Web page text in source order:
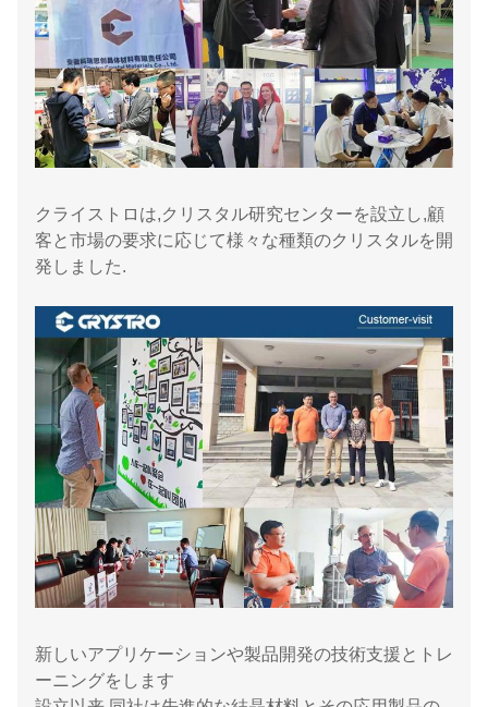
クライストロは,クリスタル研究センターを設立し,顧
客と市場の要求に応じて様々な種類のクリスタルを開
発しました.
新しいアプリケーションや製品開発の技術支援とトレ
ーニングをします